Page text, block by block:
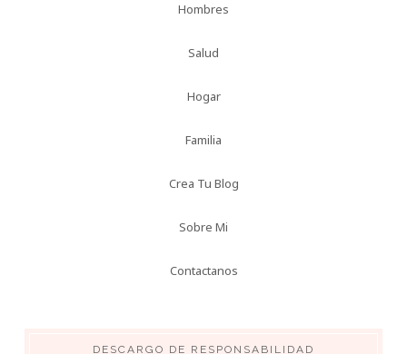
Hombres
Salud
Hogar
Familia
Crea Tu Blog
Sobre Mi
Contactanos
DESCARGO DE RESPONSABILIDAD